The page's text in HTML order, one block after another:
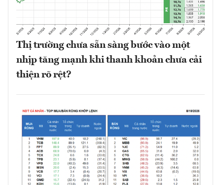
Thị trường chưa sẵn sàng bước vào một
nhịp tăng mạnh khi thanh khoản chưa cải
thiện rõ rệt?